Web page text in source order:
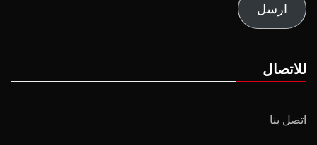
ارسل
للاتصال
اتصل بنا